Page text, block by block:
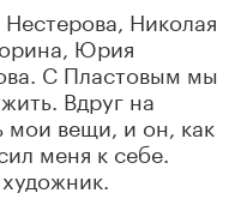
Николая
Юрия
С Пластовым мы
Вдруг на
мои вещи, и он, как
меня к себе.